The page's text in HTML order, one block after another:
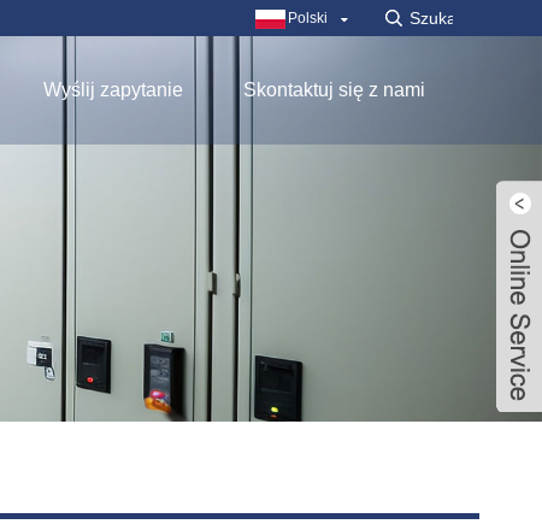
Polski
Wyślij zapytanie Skontaktuj się z nami